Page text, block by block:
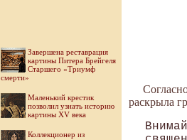
Завершена реставрация
картины Питера Брейгеля
Старшего «Триумф
смерти»
Маленький крестик
позволил узнать историю
картины XV века
Коллекционер из
раскрыла